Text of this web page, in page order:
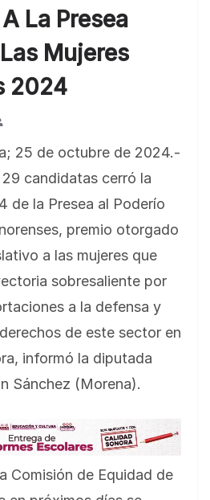
La Presea
Mujeres
2024
25 de octubre de 2024.-
candidatas cerró la
de la Presea al Poderío
premio otorgado
a las mujeres que
sobresaliente por
a la defensa y
de este sector en
informó la diputada
Sánchez (Morena).
Comisión de Equidad de